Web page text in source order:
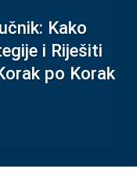
Kako
i Riješiti
po Korak